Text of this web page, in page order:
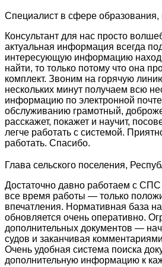
Специалист в сфере образования,
Консультант для нас просто
актуальная информация всегда
интересующую информацию
найти, то только потому что она
комплект. Звоним на горячую
нескольких минут получаем всю
информацию по электронной
обслуживанию грамотный,
расскажет, покажет и научит,
легче работать с системой.
работать. Спасибо.
Глава сельского поселения,
Достаточно давно работаем с
все время работы — только
впечатления. Нормативная база
обновляется очень оперативно.
дополнительных документов —
судов и заканчивая
Очень удобная система поиска
дополнительную информацию к